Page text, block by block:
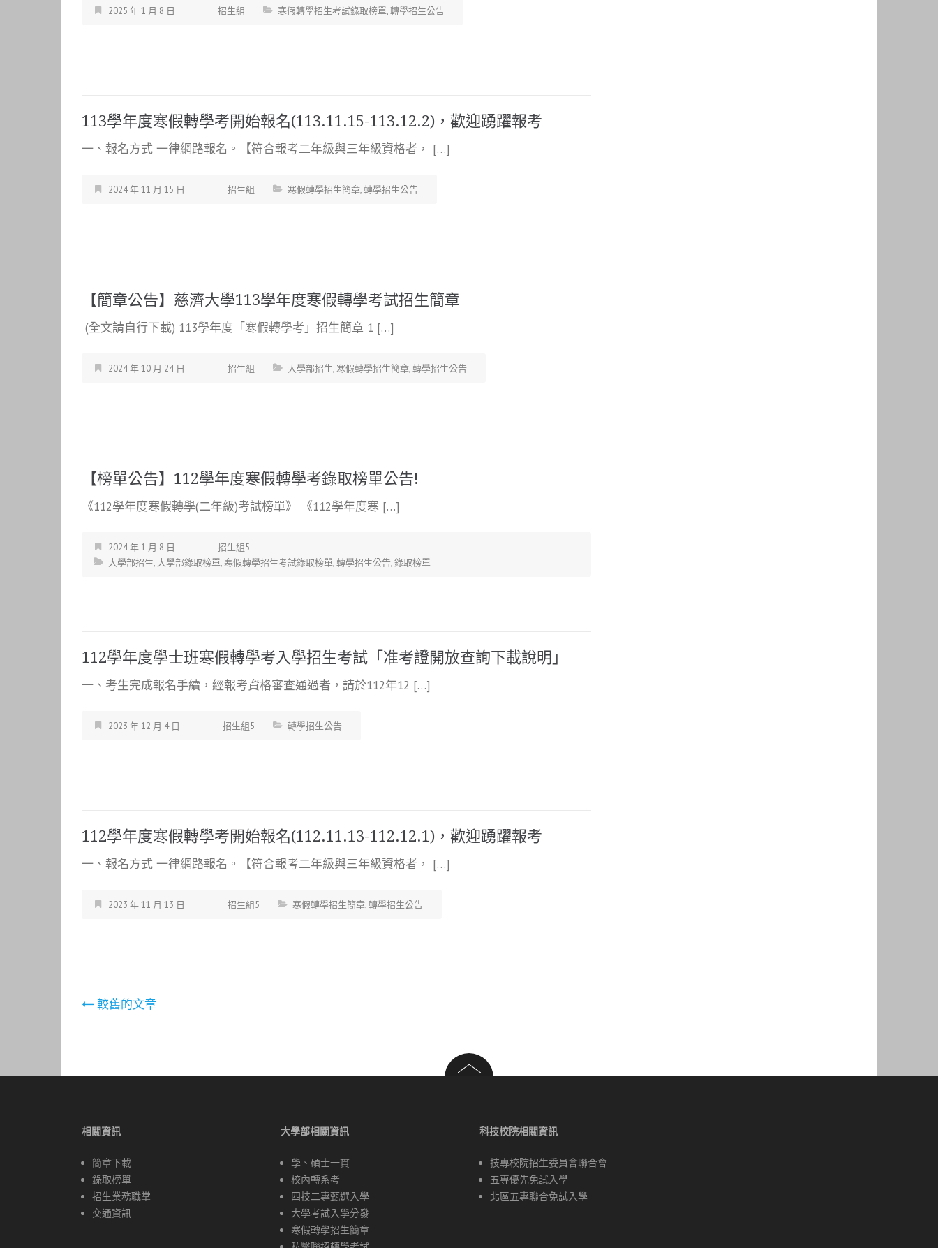
2025 年 1 月 8 日 招生組 寒假轉學招生考試錄取榜單,轉學招生公告
113學年度寒假轉學考開始報名(113.11.15-113.12.2)，歡迎踴躍報考
一、報名方式 一律網路報名。【符合報考二年級與三年級資格者， […]
2024 年 11 月 15 日 招生組 寒假轉學招生簡章,轉學招生公告
【簡章公告】慈濟大學113學年度寒假轉學考試招生簡章
(全文請自行下載) 113學年度「寒假轉學考」招生簡章 1 […]
2024 年 10 月 24 日 招生組 大學部招生,寒假轉學招生簡章,轉學招生公告
【榜單公告】112學年度寒假轉學考錄取榜單公告!
《112學年度寒假轉學(二年級)考試榜單》 《112學年度寒 […]
2024 年 1 月 8 日
招生組5
大學部招生,大學部錄取榜單,寒假轉學招生考試錄取榜單,轉學招生公告,錄取榜單
112學年度學士班寒假轉學考入學招生考試「准考證開放查詢下載說明」
一、考生完成報名手續，經報考資格審查通過者，請於112年12 […]
2023 年 12 月 4 日 招生組5 轉學招生公告
112學年度寒假轉學考開始報名(112.11.13-112.12.1)，歡迎踴躍報考
一、報名方式 一律網路報名。【符合報考二年級與三年級資格者， […]
2023 年 11 月 13 日 招生組5 寒假轉學招生簡章,轉學招生公告
文
導
較舊的文章
相關資訊
簡章下載
錄取榜單
招生業務職掌
交通資訊
大學部相關資訊
學、碩士一貫
校內轉系考
四技二專甄選入學
大學考試入學分發
寒假轉學招生簡章
科技校院相關資訊
技專校院招生委員會聯合會
五專優先免試入學
北區五專聯合免試入學